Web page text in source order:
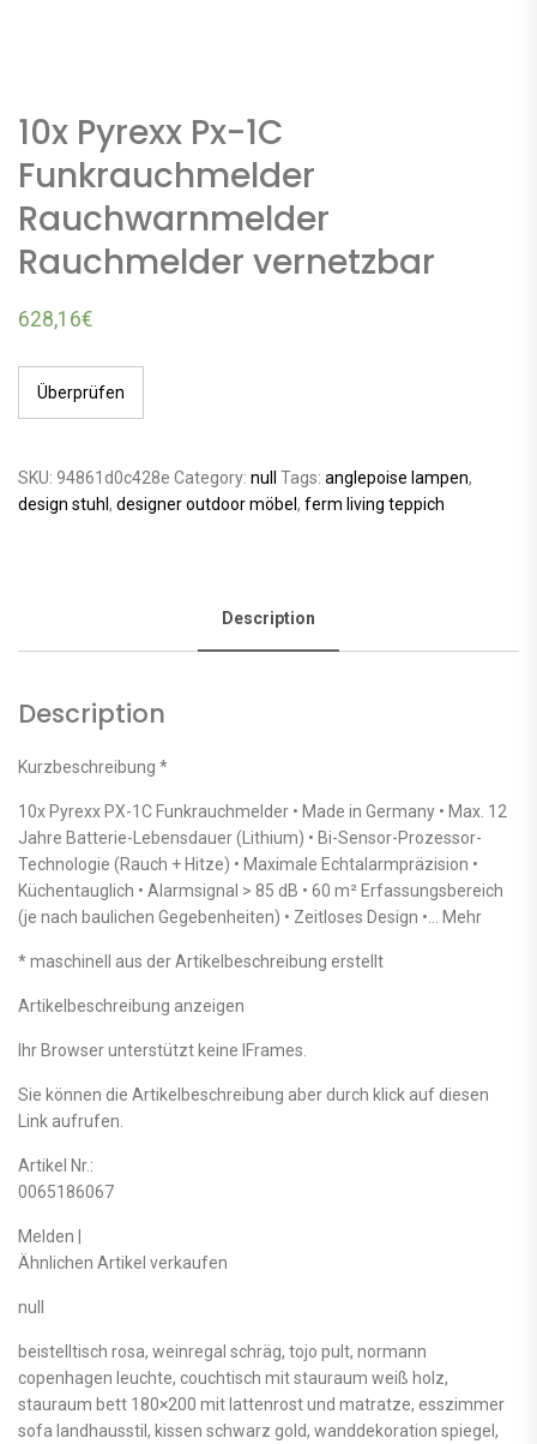
10x Pyrexx Px-1C
Funkrauchmelder
Rauchwarnmelder
Rauchmelder vernetzbar
628,16€
Überprüfen
SKU: 94861d0c428e Category: null Tags: anglepoise lampen,
design stuhl , designer outdoor möbel , ferm living teppich
Description
Description
Kurzbeschreibung *
10x Pyrexx PX-1C Funkrauchmelder • Made in Germany • Max. 12
Jahre Batterie-Lebensdauer (Lithium) • Bi-Sensor-Prozessor-
Technologie (Rauch + Hitze) • Maximale Echtalarmpräzision •
Küchentauglich • Alarmsignal > 85 dB • 60 m² Erfassungsbereich
(je nach baulichen Gegebenheiten) • Zeitloses Design •… Mehr
* maschinell aus der Artikelbeschreibung erstellt
Artikelbeschreibung anzeigen
Ihr Browser unterstützt keine IFrames.
Sie können die Artikelbeschreibung aber durch klick auf diesen
Link aufrufen.
Artikel Nr.:
0065186067
Melden |
Ähnlichen Artikel verkaufen
null
beistelltisch rosa, weinregal schräg, tojo pult, normann
copenhagen leuchte, couchtisch mit stauraum weiß holz,
stauraum bett 180×200 mit lattenrost und matratze, esszimmer
sofa landhausstil, kissen schwarz gold, wanddekoration spiegel,